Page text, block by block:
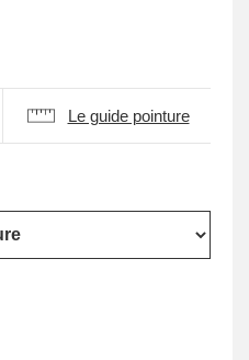
Le guide pointure